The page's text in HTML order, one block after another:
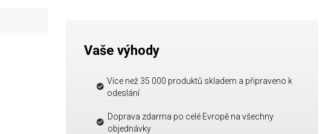
Vaše výhody
Více než 35 000 produktů skladem a připraveno k
odeslání
Doprava zdarma po celé Evropě na všechny
objednávky